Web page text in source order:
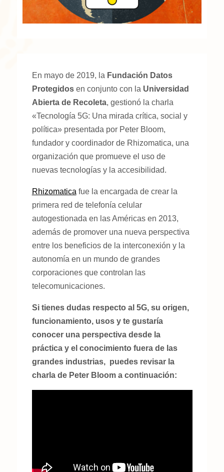
En mayo de 2019, la Fundación Datos
Protegidosen conjunto con la Universidad
Abierta de Recoleta, gestionó la charla
«Tecnología 5G: Una mirada crítica, social y
política» presentada por Peter Bloom,
fundador y coordinador de Rhizomatica, una
organización que promueve el uso de
nuevas tecnologías y la accesibilidad.
Rhizomatica fue la encargada de crear la
primera red de telefonía celular
autogestionada en las Américas en 2013,
además de promover una nueva perspectiva
entre los beneficios de la interconexión y la
autonomía en un mundo de grandes
corporaciones que controlan las
telecomunicaciones.
Si tienes dudas respecto al 5G, su origen,
funcionamiento, usos y te gustaría
conocer una perspectiva desde la
práctica y el conocimiento fuera de las
grandes industrias, puedes revisar la
charla de Peter Bloom a continuación: